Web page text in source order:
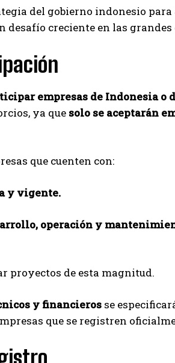
diferentes partes del mundo a
visibilidad y fortalecer su presencia
la de Vaughan, según destaca
del gobierno indonesio para
desafío creciente en las
empresas de Indonesia o
ya que solo se aceptarán
que cuenten con:
y vigente.
operación y
proyectos de esta magnitud.
y financieros se
que se registren